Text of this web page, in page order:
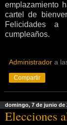
emplazamiento
cartel de
Felicidades a
cumpleaños.
Administrador a
Compartir
domingo, 7 de junio de
Elecciones